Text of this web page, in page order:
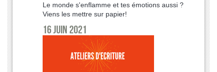
Le monde s'enflamme et tes émotions aussi ?
Viens les mettre sur papier!
16 juin 2021